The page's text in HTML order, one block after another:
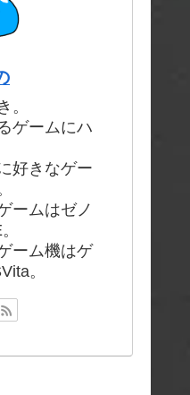
。
ゲームにハ
好きなゲー
ームはゼノ
ーム機はゲ
。